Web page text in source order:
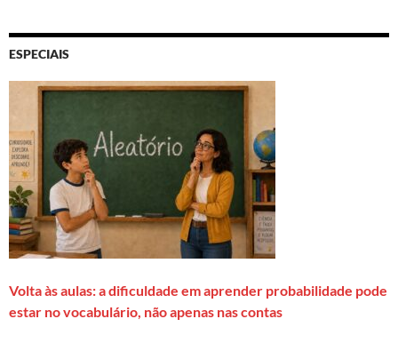
ESPECIAIS
Volta às aulas: a dificuldade em aprender probabilidade pode
estar no vocabulário, não apenas nas contas